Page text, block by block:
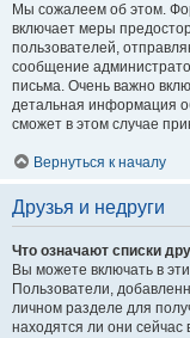
Мы сожалеем об этом.
включает меры
пользователей,
сообщение
письма. Очень важно
детальная информация
сможет в этом случае
Вернуться к началу
Друзья и недруги
Что означают списки
Вы можете включать в
Пользователи,
личном разделе для
находятся ли они